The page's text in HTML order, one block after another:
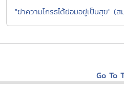
"ฆ่าความโกรธได้ย่อมอยู่เป็นสุข" (ส
Go To